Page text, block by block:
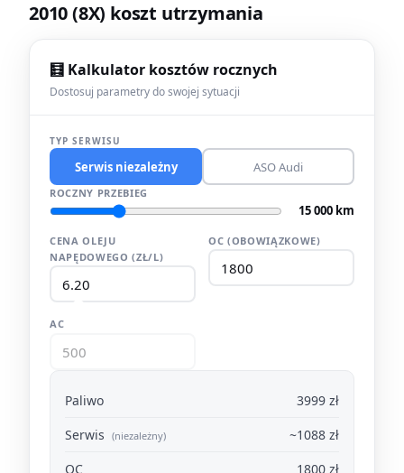
2010 (8X) koszt utrzymania
🧮 Kalkulator kosztów rocznych
Dostosuj parametry do swojej sytuacji
TYP SERWISU
Serwis niezależny ASO Audi
ROCZNY PRZEBIEG
15 000 km
CENA OLEJU
NAPĘDOWEGO (ZŁ/L)
OC (OBOWIĄZKOWE)
AC
Paliwo
3999 zł
Serwis (niezależny)
~1088 zł
OC
1800 zł